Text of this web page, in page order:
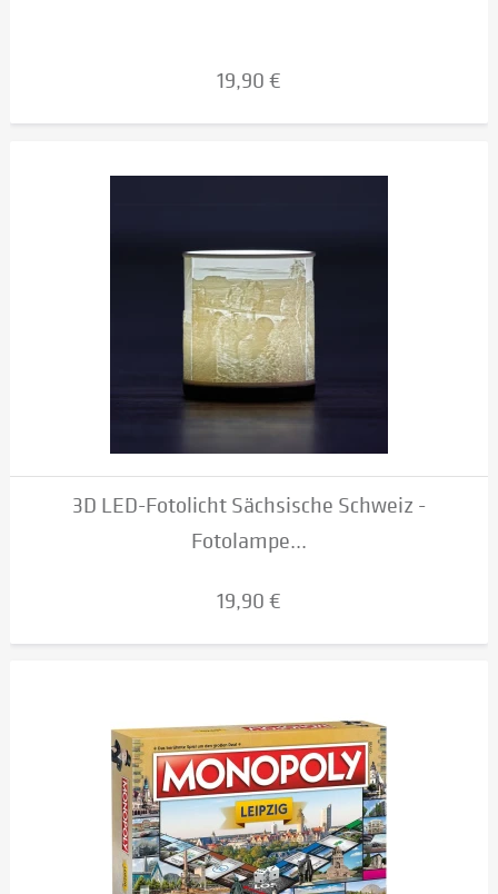
19,90 €
3D LED-Fotolicht Sächsische Schweiz -
Fotolampe...
19,90 €